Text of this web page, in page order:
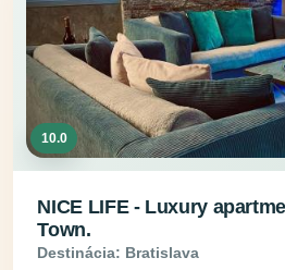
10.0
NICE LIFE - Luxury
Town.
Destinácia: Bratislava